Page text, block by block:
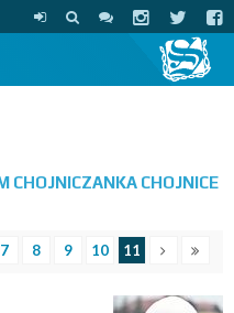
CHOJNICZANKA CHOJNICE
7 8 9 10 11